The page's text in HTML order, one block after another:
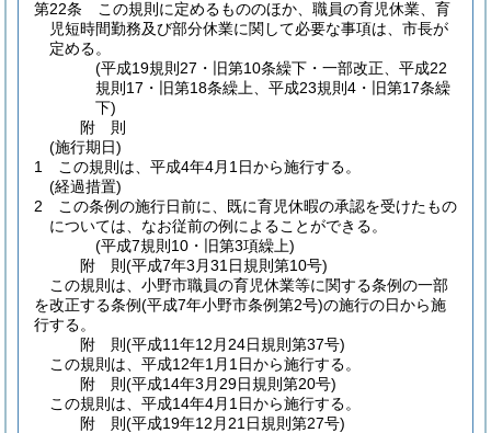
第22条
この規則に定めるもののほか、職員の育児休業、育
児短時間勤務及び部分休業に関して必要な事項は、市長が
定める。
(平成19規則27・旧第10条繰下・一部改正、平成22
規則17・旧第18条繰上、平成23規則4・旧第17条繰
下)
附 則
(施行期日)
1
この規則は、平成4年4月1日から施行する。
(経過措置)
2
この条例の施行日前に、既に育児休暇の承認を受けたもの
については、なお従前の例によることができる。
(平成7規則10・旧第3項繰上)
附 則(平成7年3月31日規則第10号)
この規則は、小野市職員の育児休業等に関する条例の一部
を改正する条例(平成7年小野市条例第2号)の施行の日から施
行する。
附 則(平成11年12月24日規則第37号)
この規則は、平成12年1月1日から施行する。
附 則(平成14年3月29日規則第20号)
この規則は、平成14年4月1日から施行する。
附 則(平成19年12月21日規則第27号)